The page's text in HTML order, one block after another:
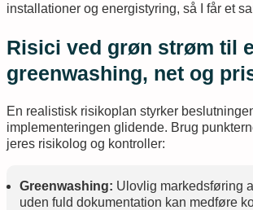
installationer og energistyring, så I får et
Risici ved grøn strøm til
greenwashing, net og
En realistisk risikoplan styrker
implementeringen glidende. Brug
jeres risikolog og kontroller:
Greenwashing: Ulovlig markedsføring
uden fuld dokumentation kan medføre